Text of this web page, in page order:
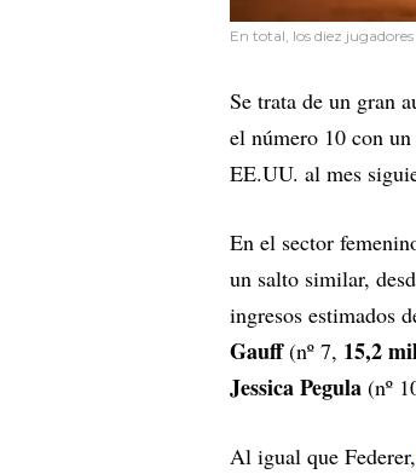
En total, los diez
Se trata de un gran
el número 10 con
EE.UU. al mes
En el sector
un salto similar,
ingresos estimados
Gauff(nº 7, 15,2
Jessica Pegula (nº
Al igual que Federer,